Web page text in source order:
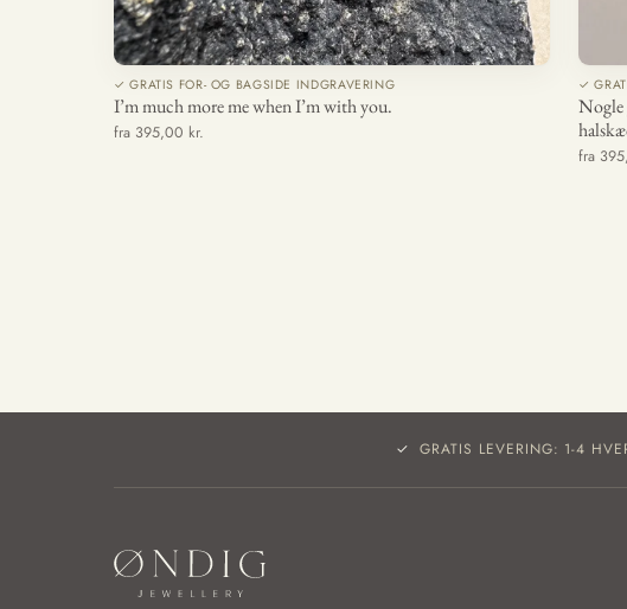
✓ GRATIS FOR- OG BAGSIDE INDGRAVERING
I’m much more me when I’m with you.
fra 395,00 kr.
✓
Nogle
fra
GRATIS LEVERING: 1-4